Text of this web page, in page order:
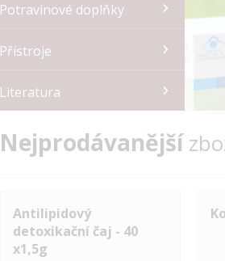
Potravinové doplňky
Přístroje
Literatura
Nejprodávanější
Antilipidový
detoxikační čaj - 40
x1,5g